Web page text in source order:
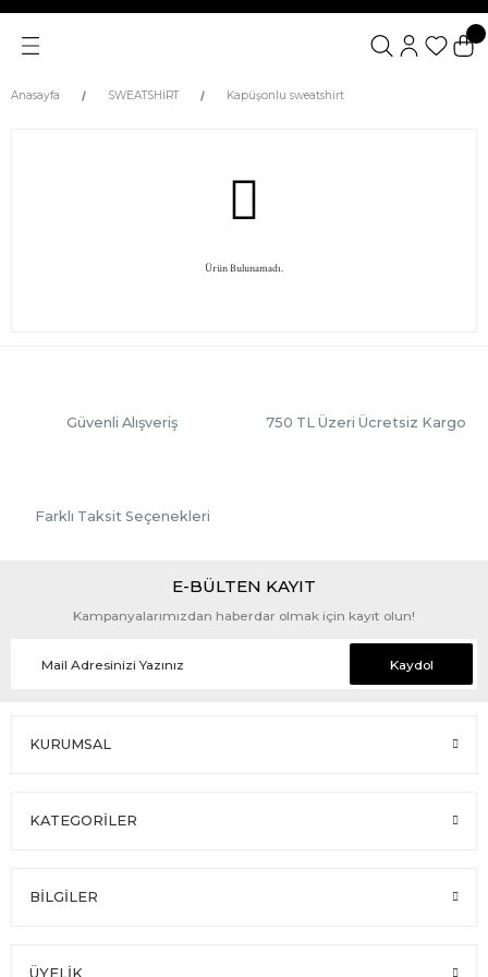
Anasayfa SWEATSHİRT Kapüşonlu sweatshirt
Ürün Bulunamadı.
Güvenli Alışveriş 750 TL Üzeri Ücretsiz Kargo
Farklı Taksit Seçenekleri
E-BÜLTEN KAYIT
Kampanyalarımızdan haberdar olmak için kayıt olun!
Kaydol
KURUMSAL
KATEGORİLER
BİLGİLER
ÜYELİK